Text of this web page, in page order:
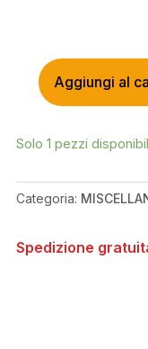
FAR
PASSANTE
ANTERIORE
BLACK
Aggiungi al
Solo 1 pezzi
Categoria:
Spedizione